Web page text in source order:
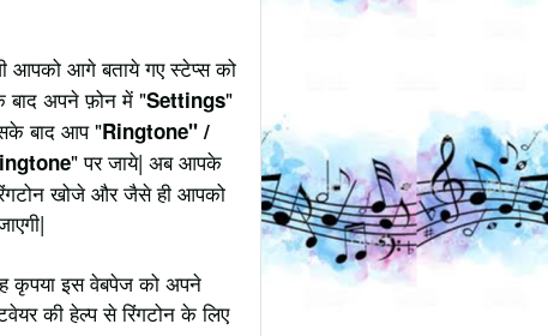
आपको आगे बताये गए स्टेप्स को
बाद अपने फ़ोन में "Settings"
बाद आप "Ringtone" /
" पर जाये| अब आपके
खोजे और जैसे ही आपको
कृपया इस वेबपेज को अपने
की हेल्प से रिंगटोन के लिए